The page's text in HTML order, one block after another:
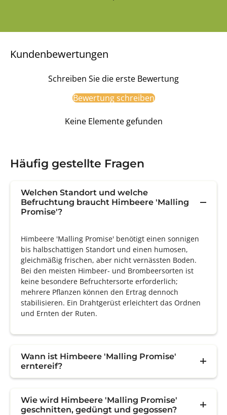
Kundenbewertungen
Schreiben Sie die erste Bewertung
Bewertung schreiben
Keine Elemente gefunden
Häufig gestellte Fragen
Welchen Standort und welche
Befruchtung braucht Himbeere 'Malling
Promise'?
Himbeere 'Malling Promise' benötigt einen sonnigen
bis halbschattigen Standort und einen humosen,
gleichmäßig frischen, aber nicht vernässten Boden.
Bei den meisten Himbeer- und Brombeersorten ist
keine besondere Befruchtersorte erforderlich;
mehrere Pflanzen können den Ertrag dennoch
stabilisieren. Ein Drahtgerüst erleichtert das Ordnen
und Ernten der Ruten.
Wann ist Himbeere 'Malling Promise'
erntereif?
Wie wird Himbeere 'Malling Promise'
geschnitten, gedüngt und gegossen?